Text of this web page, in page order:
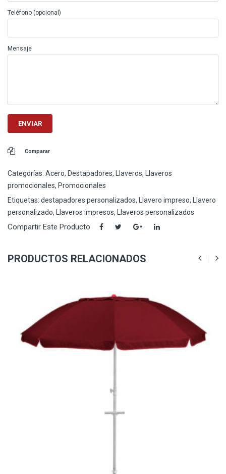
Teléfono (opcional)
Mensaje
Comparar
Categorías: Acero, Destapadores, Llaveros,
Llaveros
promocionales, Promocionales
Etiquetas: destapadores personalizados, Llavero impreso,
Llavero
personalizado, Llaveros impresos, Llaveros personalizados
Compartir Este Producto
PRODUCTOS RELACIONADOS